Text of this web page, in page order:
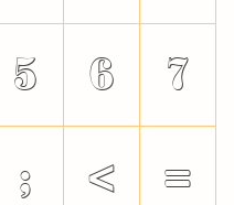
5 6
7
; <
=